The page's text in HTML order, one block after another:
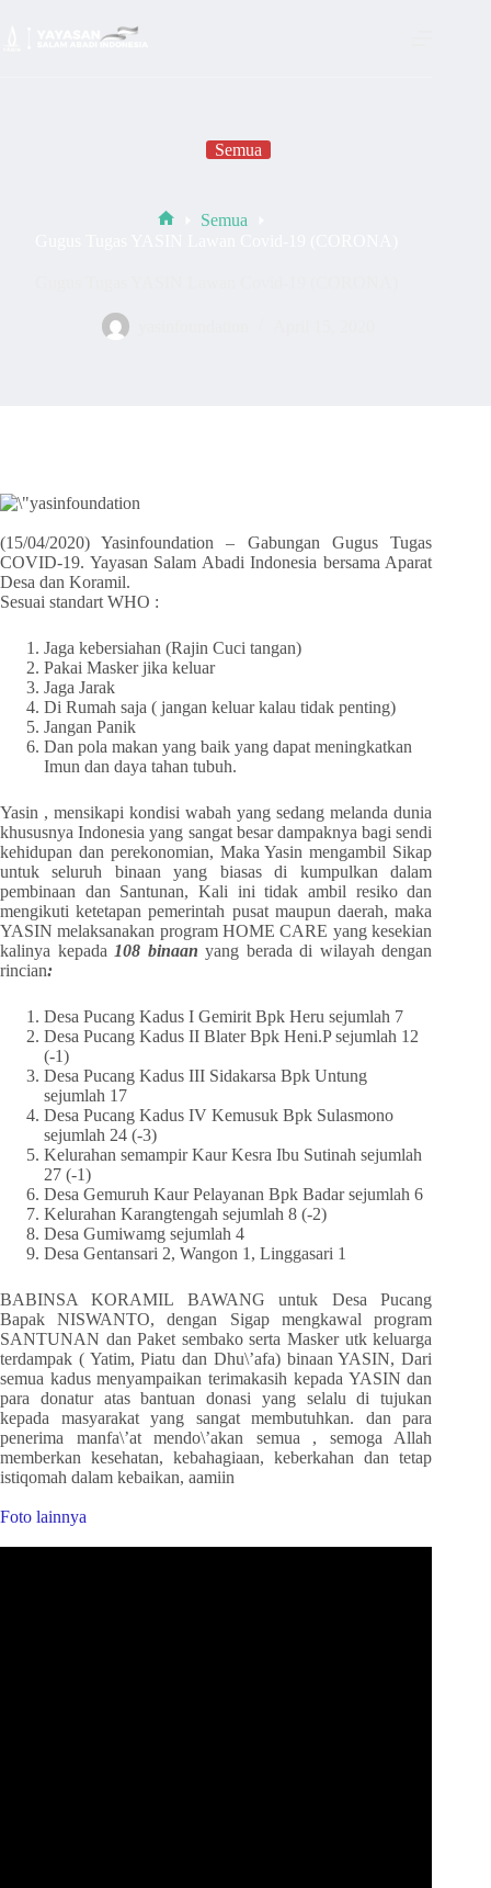
Semua
Semua
(15/04/2020) Yasinfoundation – Gabungan Gugus Tugas
COVID-19. Yayasan Salam Abadi Indonesia bersama Aparat
Desa dan Koramil.
Sesuai standart WHO :
Jaga kebersiahan (Rajin Cuci tangan)
Pakai Masker jika keluar
Jaga Jarak
Di Rumah saja ( jangan keluar kalau tidak penting)
Jangan Panik
Dan pola makan yang baik yang dapat meningkatkan
Imun dan daya tahan tubuh.
Yasin , mensikapi kondisi wabah yang sedang melanda dunia
khususnya Indonesia yang sangat besar dampaknya bagi sendi
kehidupan dan perekonomian, Maka Yasin mengambil Sikap
untuk seluruh binaan yang biasas di kumpulkan dalam
pembinaan dan Santunan, Kali ini tidak ambil resiko dan
mengikuti ketetapan pemerintah pusat maupun daerah, maka
YASIN melaksanakan program HOME CARE yang kesekian
kalinya kepada 108 binaan yang berada di wilayah dengan
rincian:
Desa Pucang Kadus I Gemirit Bpk Heru sejumlah 7
Desa Pucang Kadus II Blater Bpk Heni.P sejumlah 12
(-1)
Desa Pucang Kadus III Sidakarsa Bpk Untung
sejumlah 17
Desa Pucang Kadus IV Kemusuk Bpk Sulasmono
sejumlah 24 (-3)
Kelurahan semampir Kaur Kesra Ibu Sutinah sejumlah
27 (-1)
Desa Gemuruh Kaur Pelayanan Bpk Badar sejumlah 6
Kelurahan Karangtengah sejumlah 8 (-2)
Desa Gumiwamg sejumlah 4
Desa Gentansari 2, Wangon 1, Linggasari 1
BABINSA KORAMIL BAWANG untuk Desa Pucang
Bapak NISWANTO, dengan Sigap mengkawal program
SANTUNAN dan Paket sembako serta Masker utk keluarga
terdampak ( Yatim, Piatu dan Dhu\’afa) binaan YASIN, Dari
semua kadus menyampaikan terimakasih kepada YASIN dan
para donatur atas bantuan donasi yang selalu di tujukan
kepada masyarakat yang sangat membutuhkan. dan para
penerima manfa\’at mendo\’akan semua , semoga Allah
memberkan kesehatan, kebahagiaan, keberkahan dan tetap
istiqomah dalam kebaikan, aamiin
Foto lainnya